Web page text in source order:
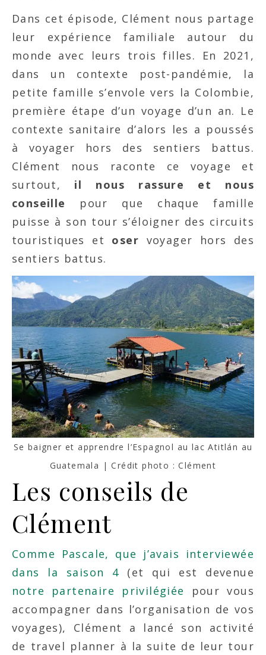
Dans cet épisode, Clément nous partage
leur expérience familiale autour du
monde avec leurs trois filles. En 2021,
dans un contexte post-pandémie, la
petite famille s’envole vers la Colombie,
première étape d’un voyage d’un an. Le
contexte sanitaire d’alors les a poussés
à voyager hors des sentiers battus.
Clément nous raconte ce voyage et
surtout, il nous rassure et nous
conseille
pour que chaque famille
puisse à son tour s’éloigner des circuits
touristiques et oser voyager hors des
sentiers battus.
Se baigner et apprendre l’Espagnol au lac Atitlán au
Guatemala | Crédit photo : Clément
Les conseils de
Clément
Comme Pascale, que j’avais interviewée
dans la saison 4 (et qui est devenue
notre partenaire privilégiée
pour vous
accompagner dans l’organisation de vos
voyages), Clément a lancé son activité
de travel planner à la suite de leur tour